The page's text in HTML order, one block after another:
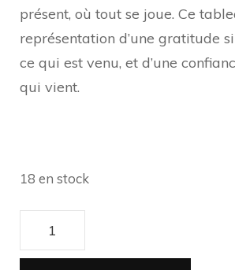
présent, où tout se joue. Ce
représentation d’une gratitude
ce qui est venu, et d’une
qui vient.
18 en stock
quantité
de